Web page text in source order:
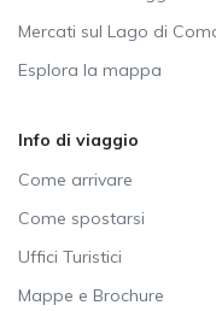
Mercati sul Lago di
Esplora la mappa
Info di viaggio
Come arrivare
Come spostarsi
Uffici Turistici
Mappe e Brochure